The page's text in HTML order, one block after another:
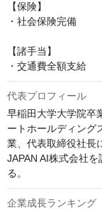
【保険】
・社会保険完備
【諸手当】
・交通費全額支給
代表プロフィール
早稲田大学大学院卒
ートホールディング
業、代表取締役社長
JAPAN AI株式会社
る。
企業成長ランキング